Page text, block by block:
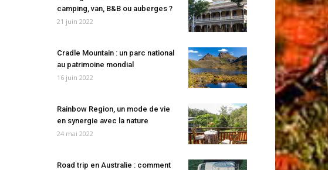
camping, van, B&B ou auberges ?
21 juin 2022
Cradle Mountain : un parc national
au patrimoine mondial
16 juin 2022
Rainbow Region, un mode de vie
en synergie avec la nature
24 mai 2022
Road trip en Australie : comment